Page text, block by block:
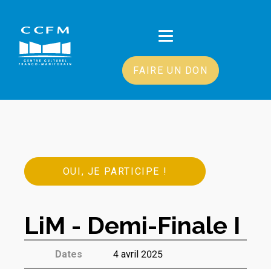
FAIRE UN DON
OUI, JE PARTICIPE !
LiM - Demi-Finale I
Dates 4 avril 2025